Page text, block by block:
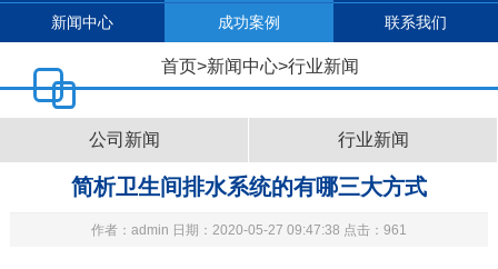
新闻中心 成功案例 联系我们
首页>新闻中心>行业新闻
公司新闻 行业新闻
简析卫生间排水系统的有哪三大方式
作者：admin 日期：2020-05-27 09:47:38 点击：961